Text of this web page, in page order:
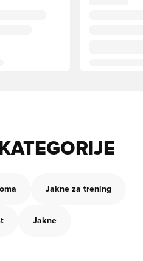
Jakne za trening
Jakne